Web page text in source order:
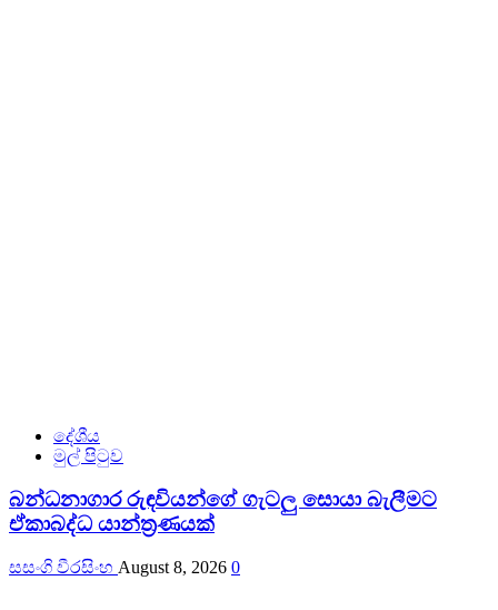
දේශීය
මුල් පිටුව
බන්ධනාගාර රුඳවියන්ගේ ගැටලු සොයා බැලීමට
ඒකාබද්ධ යාන්ත්‍රණයක්
සසංගි වීරසිංහ August 8, 2026 0